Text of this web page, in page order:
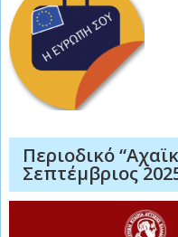
Περιοδικό
Σεπτέμβριος